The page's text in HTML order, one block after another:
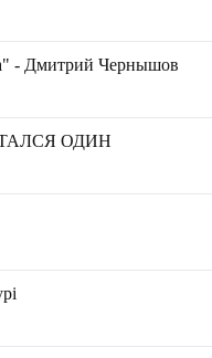
- Дмитрий Чернышов
ОДИН